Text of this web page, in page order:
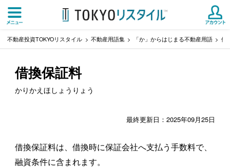
不動産投資TOKYOリスタイル 不動産用語集 「か」からはじまる不動産用語 借
借換保証料
かりかえほしょうりょう
最終更新日：2025年09月25日
借換保証料は、借換時に保証会社へ支払う手数料で、
融資条件に含まれます。